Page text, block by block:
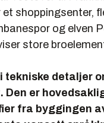
et shoppingsenter,
og elven
store
tekniske detaljer
er
fra byggingen